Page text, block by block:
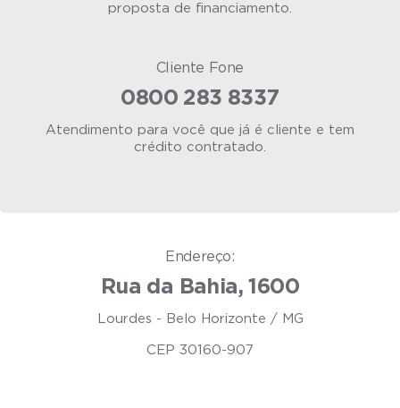
proposta de financiamento.
Cliente Fone
0800 283 8337
Atendimento para você que já é cliente e tem
crédito contratado.
Endereço:
Rua da Bahia, 1600
Lourdes - Belo Horizonte / MG
CEP 30160-907